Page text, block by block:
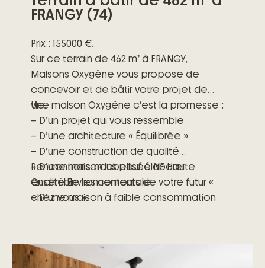
FRANGY (74)
Prix : 155000 €.
Sur ce terrain de 462 m² à FRANGY,
Maisons Oxygène vous propose de
concevoir et de bâtir votre projet de
vie.
Une maison Oxygène c’est la promesse :
– D’un projet qui vous ressemble
– D’une architecture « Équilibrée »
– D’une construction de qualité
– D’une maison labellisée NF Haute
Qualité Environnementale
– D’une maison à faible consommation
– D’engagements précis et clairs
– D’un accompagnement à toutes les
étapes de votre projet
Rencontrons-nous pour élaborer
ensemble les contours de votre futur «
chez vous ».